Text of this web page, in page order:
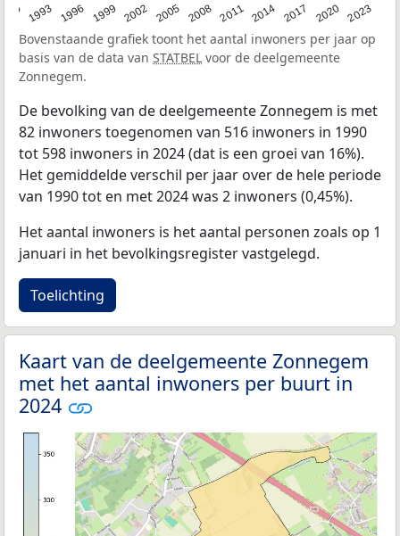
1993 1996 1999 2002 2005 2008 2011 2014 2017 2020 2023
Bovenstaande grafiek toont het aantal inwoners per jaar op
basis van de data van STATBEL voor de deelgemeente
Zonnegem.
De bevolking van de deelgemeente Zonnegem is met
82 inwoners toegenomen van 516 inwoners in 1990
tot 598 inwoners in 2024 (dat is een groei van 16%).
Het gemiddelde verschil per jaar over de hele periode
van 1990 tot en met 2024 was 2 inwoners (0,45%).
Het aantal inwoners is het aantal personen zoals op 1
januari in het bevolkingsregister vastgelegd.
Toelichting
Kaart van de deelgemeente Zonnegem
met het aantal inwoners per buurt in
2024